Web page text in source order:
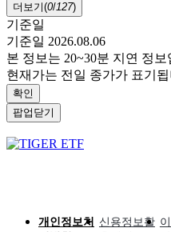
더보기(0/127)
기준일
기준일 2026.08.06
본 정보는 20~30분 지연 정
현재가는 전일 종가가 표기
확인
팝업닫기
개인정보처
신용정보활